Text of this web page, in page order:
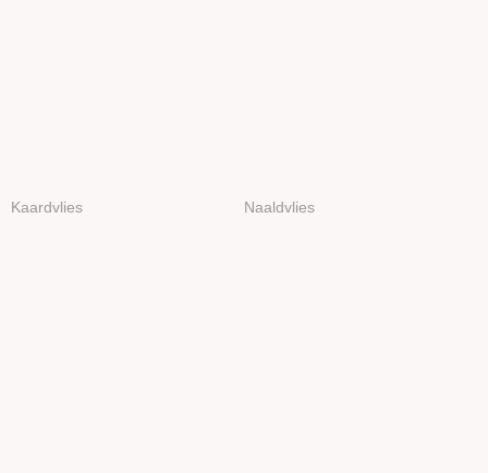
Kaardvlies Naaldvlies